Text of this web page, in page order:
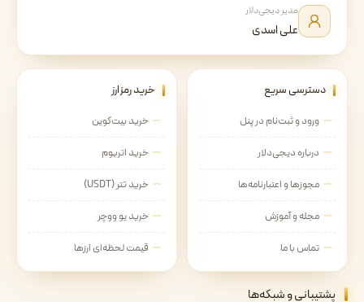
مدیر دیجی‌دلار
علی اسدی
دسترسی سریع
ورود و ثبت‌نام در پنل
درباره دیجی‌دلار
مجوزها و اعتبارنامه‌ها
مجله و آموزش
تماس با ما
خرید رمزارز
خرید بیت‌کوین
خرید اتریوم
خرید تتر (USDT)
خرید یو ووچر
قیمت لحظه‌ای ارزها
پشتیبانی و شبکه‌ها